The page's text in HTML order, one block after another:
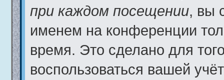
при каждом посещении, вы
именем на конференции
время. Это сделано для
воспользоваться вашей